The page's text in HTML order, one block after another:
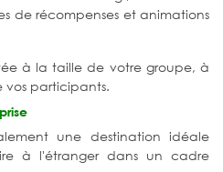
de récompenses et animations
à la taille de votre groupe, à
participants.
une destination idéale
à l'étranger dans un cadre